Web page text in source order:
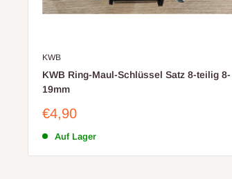
KWB
KWB Ring-Maul-Schlüssel Satz 8-teilig 8-
19mm
Sonderpreis
€4,90
Auf Lager